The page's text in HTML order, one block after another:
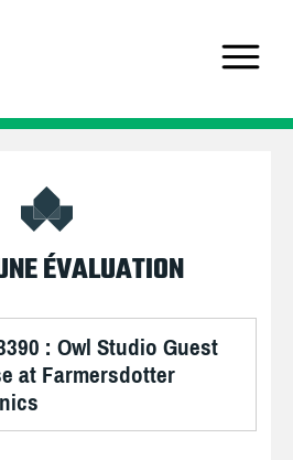
ÉVALUATION
: Owl Studio Guest
at Farmersdotter